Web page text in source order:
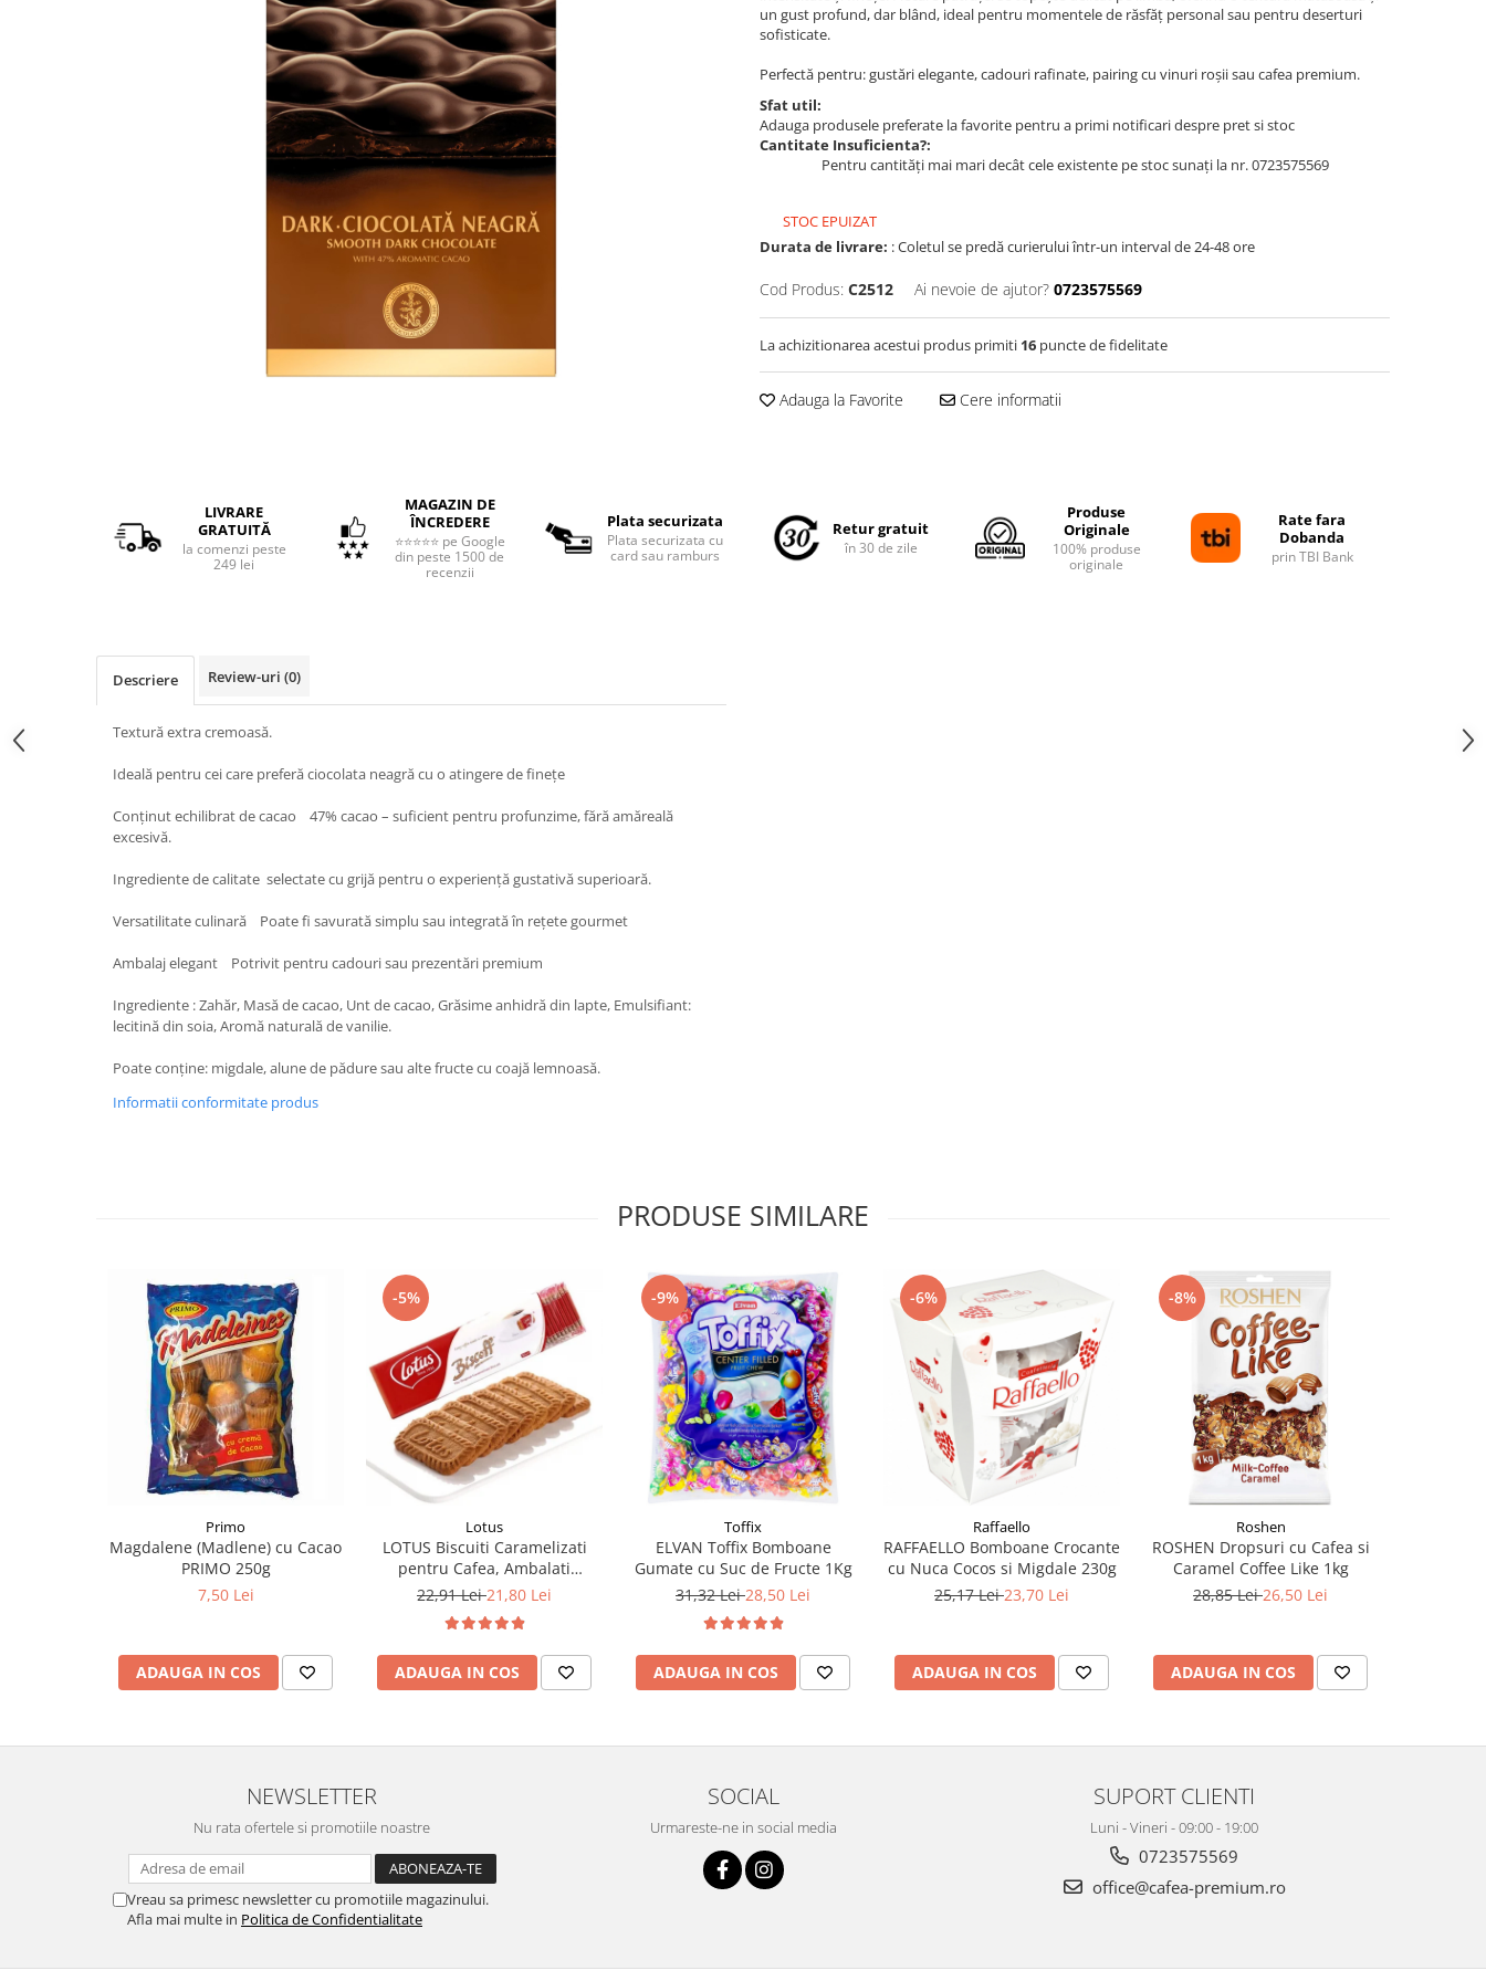
un gust profund, dar blând, ideal pentru momentele de răsfăț personal sau pentru deserturi
sofisticate.
Perfectă pentru: gustări elegante, cadouri rafinate, pairing cu vinuri roșii sau cafea premium.
Sfat util:
Adauga produsele preferate la favorite pentru a primi notificari despre pret si stoc
Cantitate Insuficienta?:
Pentru cantități mai mari decât cele existente pe stoc sunați la nr. 0723575569
STOC EPUIZAT
Durata de livrare: : Coletul se predă curierului într-un interval de 24-48 ore
Cod Produs: C2512 Ai nevoie de ajutor? 0723575569
La achizitionarea acestui produs primiti 16 puncte de fidelitate
Adauga la Favorite Cere informatii
LIVRARE
GRATUITĂ
la comenzi peste
249 lei
MAGAZIN DE
ÎNCREDERE
⭐⭐⭐⭐⭐ pe Google
din peste 1500 de
recenzii
Plata securizata
Plata securizata cu
card sau ramburs
Retur gratuit
în 30 de zile
Produse
Originale
100% produse
originale
Rate fara
Dobanda
prin TBI Bank
Descriere Review-uri (0)
Textură extra cremoasă.
Ideală pentru cei care preferă ciocolata neagră cu o atingere de finețe
Conținut echilibrat de cacao 47% cacao – suficient pentru profunzime, fără amăreală
excesivă.
Ingrediente de calitate selectate cu grijă pentru o experiență gustativă superioară.
Versatilitate culinară Poate fi savurată simplu sau integrată în rețete gourmet
Ambalaj elegant Potrivit pentru cadouri sau prezentări premium
Ingrediente : Zahăr, Masă de cacao, Unt de cacao, Grăsime anhidră din lapte, Emulsifiant:
lecitină din soia, Aromă naturală de vanilie.
Poate conține: migdale, alune de pădure sau alte fructe cu coajă lemnoasă.
Informatii conformitate produs
PRODUSE SIMILARE
Primo
Magdalene (Madlene) cu Cacao
PRIMO 250g
7,50 Lei
ADAUGA IN COS
-5%
Lotus
LOTUS Biscuiti Caramelizati
pentru Cafea, Ambalati
Individual 50buc 312.5g
22,91 Lei21,80 Lei
ADAUGA IN COS
-9%
Toffix
ELVAN Toffix Bomboane
Gumate cu Suc de Fructe 1Kg
31,32 Lei28,50 Lei
ADAUGA IN COS
-6%
Raffaello
RAFFAELLO Bomboane Crocante
cu Nuca Cocos si Migdale 230g
25,17 Lei23,70 Lei
ADAUGA IN COS
-8%
Roshen
ROSHEN Dropsuri cu Cafea si
Caramel Coffee Like 1kg
28,85 Lei26,50 Lei
ADAUGA IN COS
NEWSLETTER
Nu rata ofertele si promotiile noastre
Vreau sa primesc newsletter cu promotiile magazinului.
Afla mai multe in Politica de Confidentialitate
SOCIAL
Urmareste-ne in social media
SUPORT CLIENTI
Luni - Vineri - 09:00 - 19:00
0723575569
office@cafea-premium.ro